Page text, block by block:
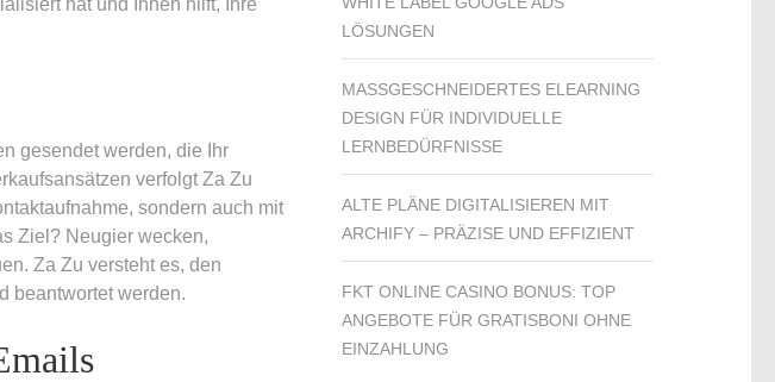
hat und Ihnen hilft, Ihre
gesendet werden, die Ihr
verfolgt Za Zu
sondern auch mit
Ziel? Neugier wecken,
Za Zu versteht es, den
beantwortet werden.
LÖSUNGEN
MASSGESCHNEIDERTES ELEARNING D
ESIGN FÜR INDIVIDUELLE L
ERNBEDÜRFNISSE
ALTE PLÄNE DIGITALISIEREN MIT
ARCHIFY – PRÄZISE UND EFFIZIENT
FKT ONLINE CASINO BONUS: TOP
ANGEBOTE FÜR GRATISBONI OHNE
EINZAHLUNG